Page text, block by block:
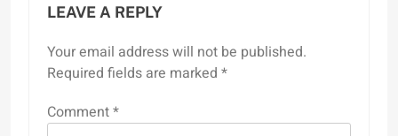
LEAVE A REPLY
Your email address will not be published.
Required fields are marked *
Comment*